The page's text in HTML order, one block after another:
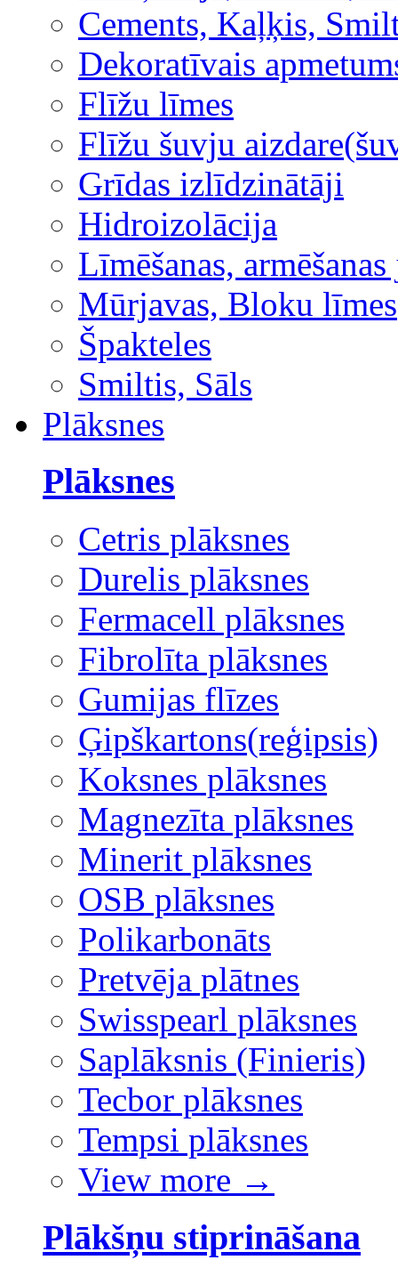
Cements, Kaļķis,
Dekoratīvais
Flīžu līmes
Flīžu šuvju
Grīdas izlīdzinātāji
Hidroizolācija
Līmēšanas, armēšanas
Mūrjavas, Bloku līmes
Špakteles
Smiltis, Sāls
Plāksnes
Plāksnes
Cetris plāksnes
Durelis plāksnes
Fermacell plāksnes
Fibrolīta plāksnes
Gumijas flīzes
Ģipškartons(reģipsis)
Koksnes plāksnes
Magnezīta plāksnes
Minerit plāksnes
OSB plāksnes
Polikarbonāts
Pretvēja plātnes
Swisspearl plāksnes
Saplāksnis (Finieris)
Tecbor plāksnes
Tempsi plāksnes
View more →
Plākšņu stiprināšana